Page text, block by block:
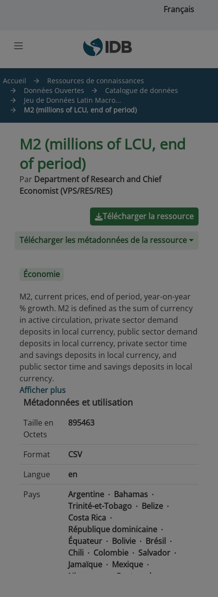
Français
Accueil
Ressources de connaissances
Données Ouvertes
Catalogue de données
Jeu de Données Latin Macro...
M2 (millions of LCU, end of period)
M2 (millions of LCU, end
of period)
Par Department of Research and Chief
Economist (VPS/RES/RES)
Télécharger la ressource
Télécharger les métadonnées de la ressource
Économie
M2, current prices, end of period, year-on-year
% growth. M2 is defined as the sum of currency
in active circulation, private sector demand
deposits in local currency, public sector demand
deposits in local currency, private sector time
and savings deposits in local currency, and
public sector time and savings deposits in local
currency.
Afficher plus
Métadonnées et utilisation
Taille en
Octets
895463
Format
CSV
Langue
en
Pays
Argentine
Bahamas
Trinité-et-Tobago
Belize
Costa Rica
République dominicaine
Équateur
Bolivie
Brésil
Chili
Colombie
Salvador
Jamaïque
Mexique
Nicaragua
Guatemala